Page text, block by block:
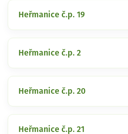
Heřmanice č.p. 19
Heřmanice č.p. 2
Heřmanice č.p. 20
Heřmanice č.p. 21